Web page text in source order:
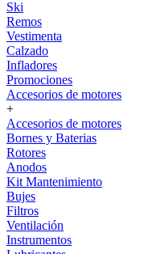
Ski
Remos
Vestimenta
Calzado
Infladores
Promociones
Accesorios de motores
+
Accesorios de motores
Bornes y Baterias
Rotores
Anodos
Kit Mantenimiento
Bujes
Filtros
Ventilación
Instrumentos